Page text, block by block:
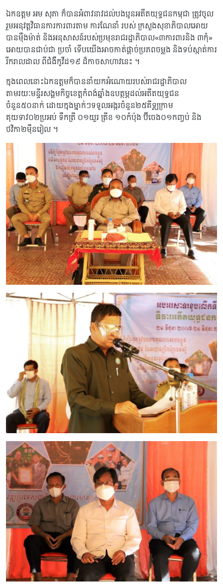
ឯកឧត្តម អម សុភា ក៏បានអំពាវនាវដល់បងប្អូនអតីតយុទ្ធជនកម្ពុជា ត្រូវចូល
រួមអនុវត្តវិធានការការពារតាម ការណែនាំ របស់ ក្រសួងសុខាភិបាលអោយ
បានម៉ឺងម៉ាត់ និងអនុសាសន៍របស់ប្រមុខរាជរដ្ឋាភិបាល«៣ការពារនិង ៣កុំ»
អោយបានជាប់ជា ប្រចាំ ទើបយើងអាចកាត់ផ្ដាច់ប្រភពចម្លង និងទប់ស្កាត់ការ
រីករាលដាល ពីជំងឺកូវីដ១៩ ដ៏កាចសាហាវនេះ ។
ក្នុងពេលនោះឯកឧត្តមក៏បាននាំយកអំណោយរបស់រាជរដ្ឋាភិបាល
តាមរយៈមន្ទីរសង្គមកិច្ចខេត្តកំពង់ឆ្នាំងឧបត្ថម្ភដល់អតីតយុទ្ធជន
ចំនួន៥០នាក់ ដោយក្នុងម្នាក់ៗទទូលអង្ករចំនួន២៥គីឡូក្រាម
គុយទាវ០២ប្រអប់ ទឹកត្រី ០១យួរ ត្រីខ ១០កំប៉ុង ប៊ីចេង០១កញ្ចប់ និង
ថវិកា២ម៉ឺនរៀល ។